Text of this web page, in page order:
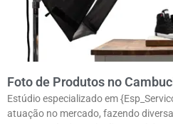
Foto de Produtos no
Estúdio especializado em
atuação no mercado, fazendo